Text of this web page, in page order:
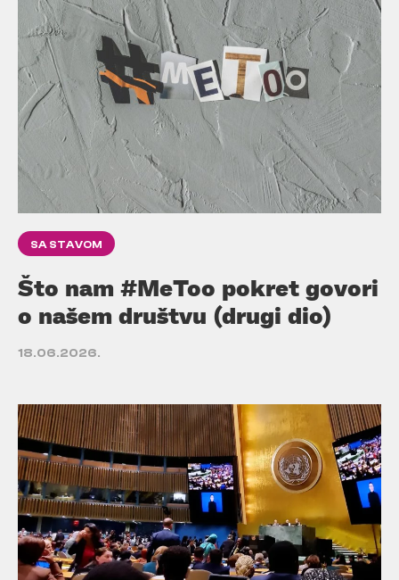
SA STAVOM
Što nam #MeToo pokret govori
o našem društvu (drugi dio)
18.06.2026.